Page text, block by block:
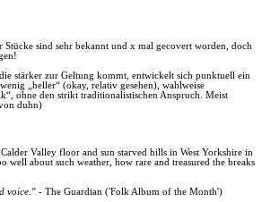
sind sehr bekannt und x mal gecovert worden, doch
stärker zur Geltung kommt, entwickelt sich punktuell ein
„heller“ (okay, relativ gesehen), wahlweise
ohne den strikt traditionalistischen Anspruch. Meist
duhn)
Valley floor and sun starved hills in West Yorkshire in
about such weather, how rare and treasured the breaks
voice." - The Guardian ('Folk Album of the Month')